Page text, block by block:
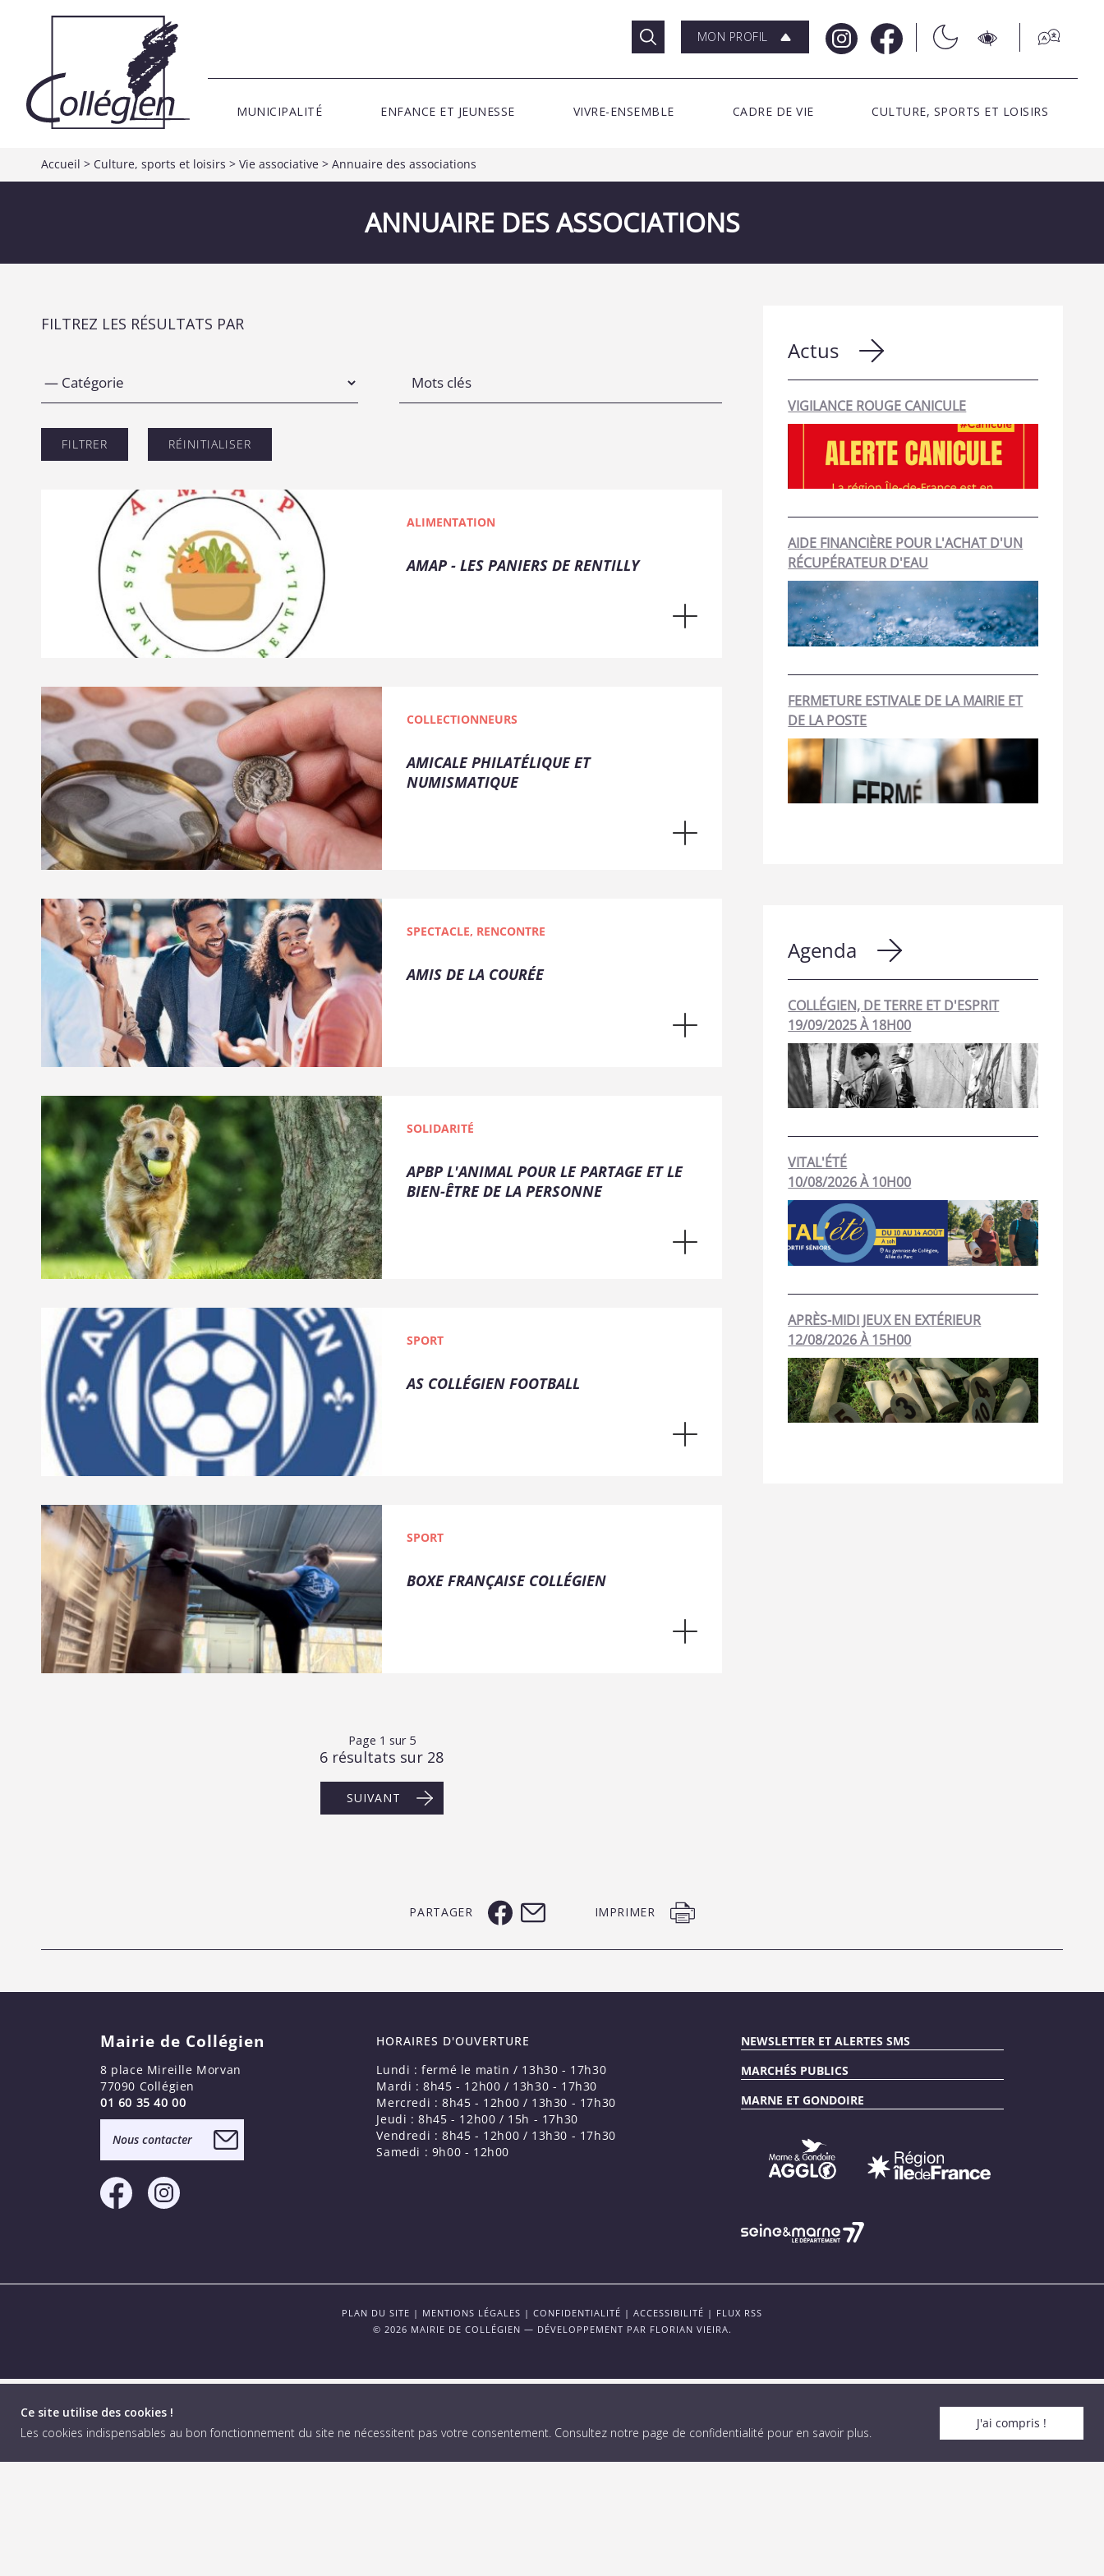
Ce site utilise des cookies !
Les cookies indispensables au bon fonctionnement du site ne nécessitent pas votre consentement. Consultez notre page de confidentialité pour en savoir plus.
J'ai compris !
MON PROFIL
MUNICIPALITÉ ENFANCE ET JEUNESSE VIVRE-ENSEMBLE CADRE DE VIE CULTURE, SPORTS ET LOISIRS
Accueil > Culture, sports et loisirs > Vie associative > Annuaire des associations
ANNUAIRE DES ASSOCIATIONS
FILTREZ LES RÉSULTATS PAR
ALIMENTATION
AMAP - LES PANIERS DE RENTILLY
COLLECTIONNEURS
AMICALE PHILATÉLIQUE ET
NUMISMATIQUE
SPECTACLE, RENCONTRE
AMIS DE LA COURÉE
SOLIDARITÉ
APBP L'ANIMAL POUR LE PARTAGE ET LE
BIEN-ÊTRE DE LA PERSONNE
SPORT
AS COLLÉGIEN FOOTBALL
SPORT
BOXE FRANÇAISE COLLÉGIEN
Page 1 sur 5
6 résultats sur 28
SUIVANT
Actus
VIGILANCE ROUGE CANICULE
AIDE FINANCIÈRE POUR L'ACHAT D'UN
RÉCUPÉRATEUR D'EAU
FERMETURE ESTIVALE DE LA MAIRIE ET
DE LA POSTE
Agenda
COLLÉGIEN, DE TERRE ET D'ESPRIT
19/09/2025 À 18H00
VITAL'ÉTÉ
10/08/2026 À 10H00
APRÈS-MIDI JEUX EN EXTÉRIEUR
12/08/2026 À 15H00
PARTAGER IMPRIMER
Mairie de Collégien
8 place Mireille Morvan
77090 Collégien
01 60 35 40 00
Nous contacter
HORAIRES D'OUVERTURE
Lundi : fermé le matin / 13h30 - 17h30
Mardi : 8h45 - 12h00 / 13h30 - 17h30
Mercredi : 8h45 - 12h00 / 13h30 - 17h30
Jeudi : 8h45 - 12h00 / 15h - 17h30
Vendredi : 8h45 - 12h00 / 13h30 - 17h30
Samedi : 9h00 - 12h00
NEWSLETTER ET ALERTES SMS
MARCHÉS PUBLICS
MARNE ET GONDOIRE
PLAN DU SITE | MENTIONS LÉGALES | CONFIDENTIALITÉ | ACCESSIBILITÉ | FLUX RSS
© 2026 MAIRIE DE COLLÉGIEN — DÉVELOPPEMENT PAR FLORIAN VIEIRA.